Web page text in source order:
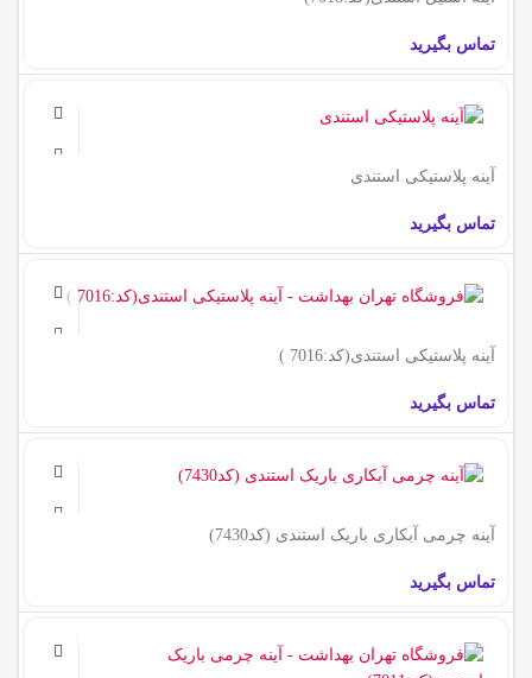
تماس بگیرید
آینه پلاستیکی استندی
تماس بگیرید
آینه پلاستیکی استندی(کد:7016 )
تماس بگیرید
آینه چرمی آبکاری باریک استندی (کد7430)
تماس بگیرید